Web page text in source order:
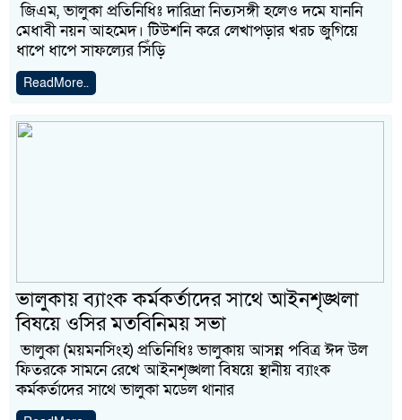
জিএম, ভালুকা প্রতিনিধিঃ দারিদ্রা নিত্যসঙ্গী হলেও দমে যাননি
মেধাবী নয়ন আহমেদ। টিউশনি করে লেখাপড়ার খরচ জুগিয়ে
ধাপে ধাপে সাফল্যের সিঁড়ি
ReadMore..
ভালুকায় ব্যাংক কর্মকর্তাদের সাথে আইনশৃঙ্খলা
বিষয়ে ওসির মতবিনিময় সভা
ভালুকা (ময়মনসিংহ) প্রতিনিধিঃ ভালুকায় আসন্ন পবিত্র ঈদ উল
ফিতরকে সামনে রেখে আইনশৃঙ্খলা বিষয়ে স্থানীয় ব্যাংক
কর্মকর্তাদের সাথে ভালুকা মডেল থানার